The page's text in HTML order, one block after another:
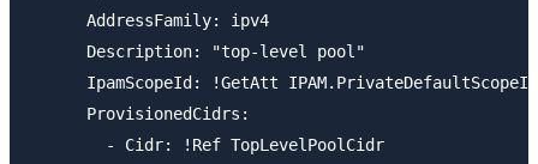
      AddressFamily: ipv4
      Description: "top-level pool"
      IpamScopeId: !GetAtt IPAM.PrivateDefaultScopeId
      ProvisionedCidrs:
        - Cidr: !Ref TopLevelPoolCidr